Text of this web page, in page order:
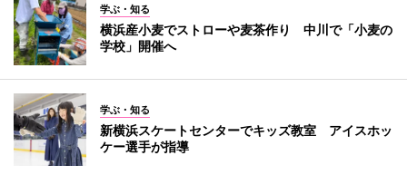
学ぶ・知る
横浜産小麦でストローや麦茶作り 中川で「小麦の
学校」開催へ
学ぶ・知る
新横浜スケートセンターでキッズ教室 アイスホッ
ケー選手が指導